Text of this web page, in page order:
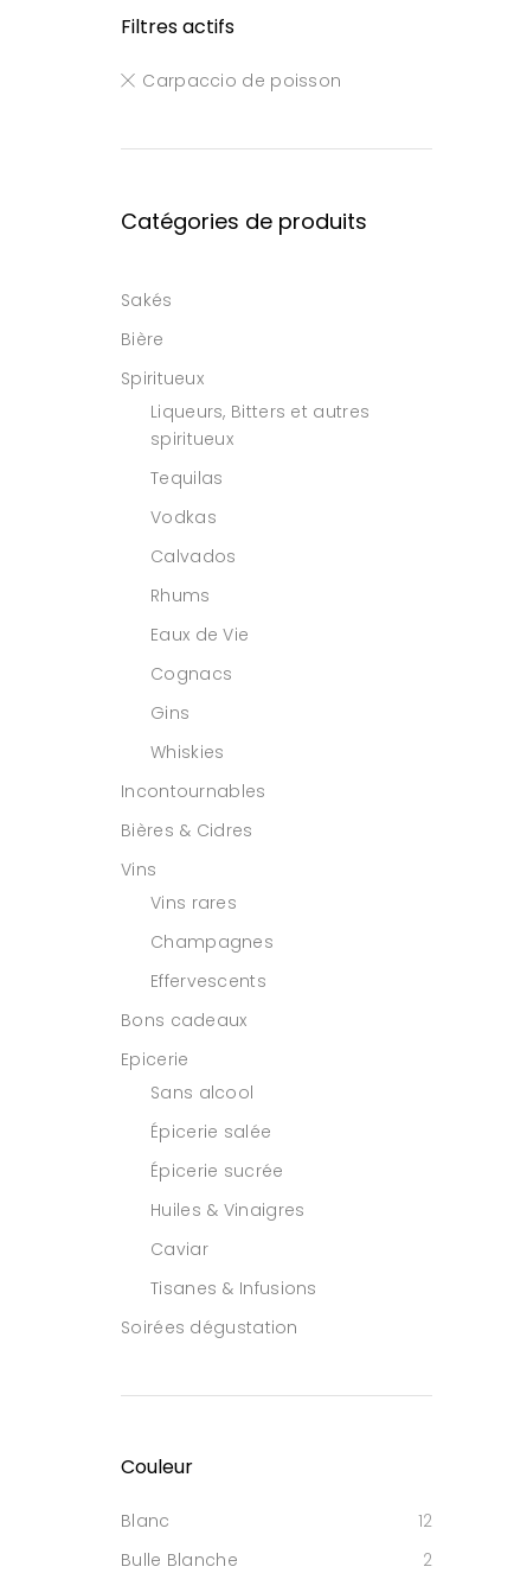
Filtres actifs
Carpaccio de poisson
Catégories de produits
Sakés
Bière
Spiritueux
Liqueurs, Bitters et autres
spiritueux
Tequilas
Vodkas
Calvados
Rhums
Eaux de Vie
Cognacs
Gins
Whiskies
Incontournables
Bières & Cidres
Vins
Vins rares
Champagnes
Effervescents
Bons cadeaux
Epicerie
Sans alcool
Épicerie salée
Épicerie sucrée
Huiles & Vinaigres
Caviar
Tisanes & Infusions
Soirées dégustation
Couleur
Blanc
12
Bulle Blanche
2